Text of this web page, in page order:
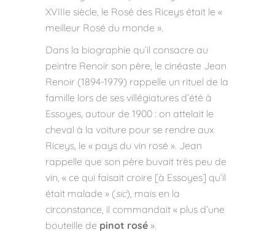
XVIIIe siècle, le Rosé des Riceys était le «
meilleur Rosé du monde ».
Dans la biographie qu’il consacre au
peintre Renoir son père, le cinéaste Jean
Renoir (1894-1979) rappelle un rituel de la
famille lors de ses villégiatures d’été à
Essoyes, autour de 1900 : on attelait le
cheval à la voiture pour se rendre aux
Riceys, le « pays du vin rosé ». Jean
rappelle que son père buvait très peu de
vin, « ce qui faisait croire [à Essoyes] qu’il
était malade » (sic), mais en la
circonstance, il commandait « plus d’une
bouteille de pinot rosé ».